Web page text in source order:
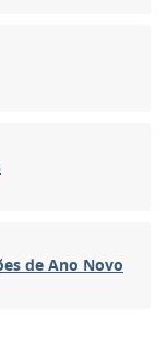
de Ano Novo